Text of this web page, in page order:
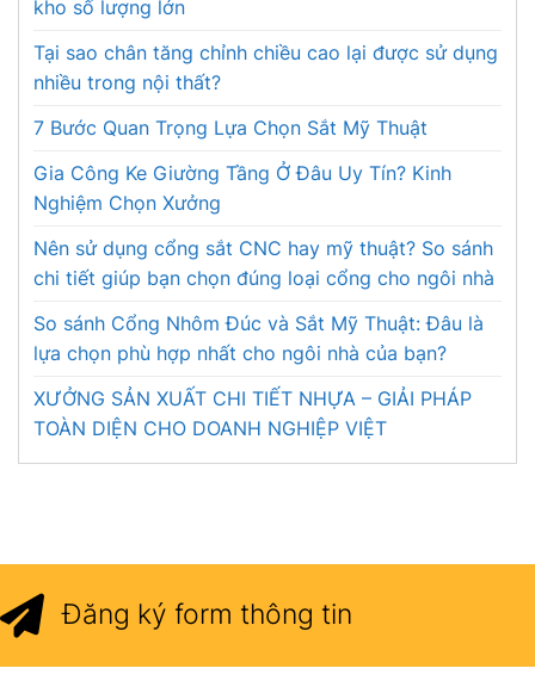
kho số lượng lớn
Tại sao chân tăng chỉnh chiều cao lại được sử dụng
nhiều trong nội thất?
7 Bước Quan Trọng Lựa Chọn Sắt Mỹ Thuật
Gia Công Ke Giường Tầng Ở Đâu Uy Tín? Kinh
Nghiệm Chọn Xưởng
Nên sử dụng cổng sắt CNC hay mỹ thuật? So sánh
chi tiết giúp bạn chọn đúng loại cổng cho ngôi nhà
So sánh Cổng Nhôm Đúc và Sắt Mỹ Thuật: Đâu là
lựa chọn phù hợp nhất cho ngôi nhà của bạn?
XƯỞNG SẢN XUẤT CHI TIẾT NHỰA – GIẢI PHÁP
TOÀN DIỆN CHO DOANH NGHIỆP VIỆT
Đăng ký form thông tin